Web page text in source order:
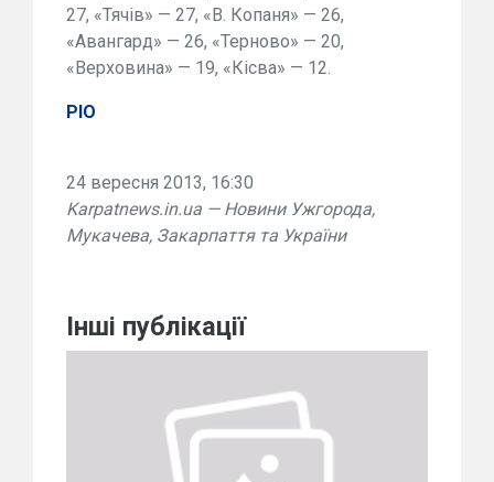
27, «Тячів» — 27, «В. Копаня» — 26,
«Авангард» — 26, «Терново» — 20,
«Верховина» — 19, «Кісва» — 12.
РІО
24 вересня 2013, 16:30
Karpatnews.in.ua — Новини Ужгорода,
Мукачева, Закарпаття та України
Інші публікації